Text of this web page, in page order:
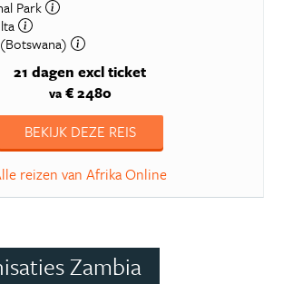
Park
21 dagen excl ticket
va€ 2480
BEKIJK DEZE REIS
reizen van Afrika Online
Zambia